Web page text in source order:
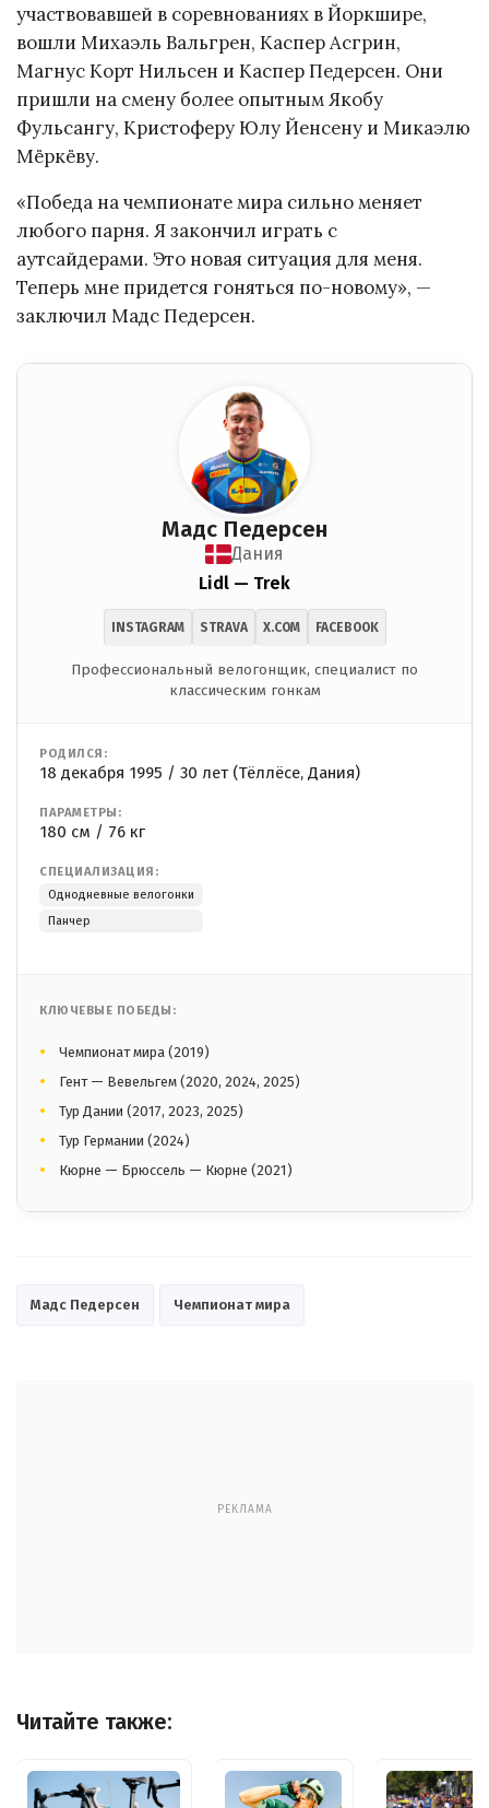
участвовавшей в соревнованиях в Йоркшире,
вошли Михаэль Вальгрен, Каспер Асгрин,
Магнус Корт Нильсен и Каспер Педерсен. Они
пришли на смену более опытным Якобу
Фульсангу, Кристоферу Юлу Йенсену и Микаэлю
Мёркёву.
«Победа на чемпионате мира сильно меняет
любого парня. Я закончил играть с
аутсайдерами. Это новая ситуация для меня.
Теперь мне придется гоняться по-новому», —
заключил Мадс Педерсен.
Мадс Педерсен
Дания
Lidl — Trek
INSTAGRAM STRAVA X.COM FACEBOOK
Профессиональный велогонщик, специалист по
классическим гонкам
РОДИЛСЯ:
18 декабря 1995 / 30 лет (Тёллёсе, Дания)
ПАРАМЕТРЫ:
180 см / 76 кг
СПЕЦИАЛИЗАЦИЯ:
Однодневные велогонки
Панчер
КЛЮЧЕВЫЕ ПОБЕДЫ:
Чемпионат мира (2019)
Гент — Вевельгем (2020, 2024, 2025)
Тур Дании (2017, 2023, 2025)
Тур Германии (2024)
Кюрне — Брюссель — Кюрне (2021)
Мадс Педерсен Чемпионат мира
РЕКЛАМА
Читайте также: